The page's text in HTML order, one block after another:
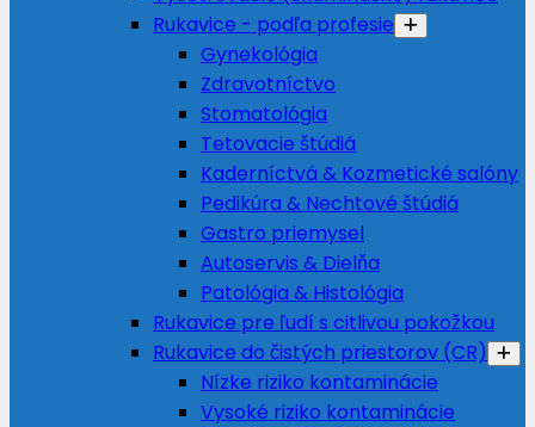
Rukavice - podľa profesie
Gynekológia
Zdravotníctvo
Stomatológia
Tetovacie štúdiá
Kaderníctvá & Kozmetické salóny
Pedikúra & Nechtové štúdiá
Gastro priemysel
Autoservis & Dielňa
Patológia & Histológia
Rukavice pre ľudí s citlivou pokožkou
Rukavice do čistých priestorov (CR)
Nízke riziko kontaminácie
Vysoké riziko kontaminácie